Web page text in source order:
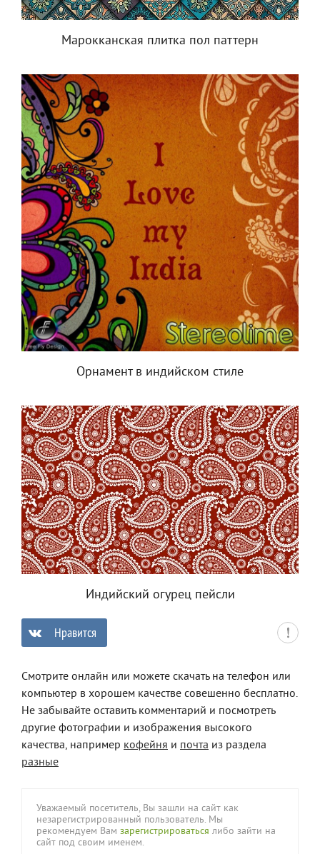
Марокканская плитка пол паттерн
Орнамент в индийском стиле
Индийский огурец пейсли
Нравится
Смотрите онлайн или можете скачать на телефон или
компьютер в хорошем качестве совешенно бесплатно.
Не забывайте оставить комментарий и посмотреть
другие фотографии и изображения высокого
качества, например кофейня и почта из раздела
разные
Уважаемый посетитель, Вы зашли на сайт как
незарегистрированный пользователь. Мы
рекомендуем Вам зарегистрироваться либо зайти на
сайт под своим именем.